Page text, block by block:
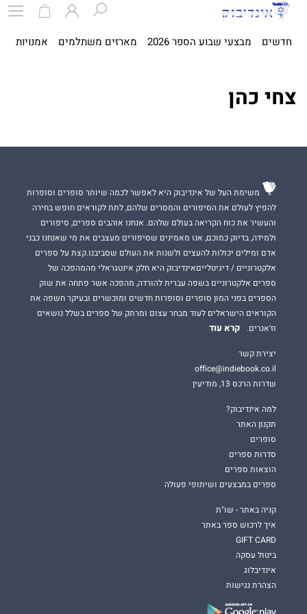
חדשים מבצעי שבוע הספר 2026 מארזים משתלמים אמנויות
צחי כהן
משימת העל של אינדיבוק היא לאפשר לכמה שיותר סופרים וסופרות
להפיץ לעולם את הסיפורים והמסרים שלהם, לתת לקוראים חופש בחירה
והעשיר את כוח הקריאה בעולם שלהם. אנחנו אוהבים ספרים, סיפורים
ולמידה, בדיוק כמוכם, אנו מאמינים שסיפורים מעצבים את מי שאנחנו כבני
אדם ומילים יכולות להעצים ולשנות את העולם שסביבנו.קצת על ספרים
אלקטרוניים / דיגיטלייםאינדיבוק היא חלק אינטגראלי מהמהפכה של
ספרים אלקטרוניים בשפה עברית להורדה, מהפכה אשר פתחה את שוק
הספרים בפני המון סופרים וסופרות חדשים ומוכשרים ובעיקר חשפה את
הקוראים הישראלים לעוד מבחר עצום ומרתק של ספרים בשלל נושאים
וז'אנרים.
קרא עוד
יצירת קשר
office@indiebook.co.il
שדרות הרכס 13, מודיעין
למה אינדיבוק?
תקנון האתר
סופרים
סדרות ספרים
הוצאות ספרים
ספרים במבצעים ושיתופי פעולה
קניה באתר - שו"ת
איך לרכוש ספר באתר
GIFT CARD
ביטול עסקה
אינדיבלוג
הצהרת נגישות